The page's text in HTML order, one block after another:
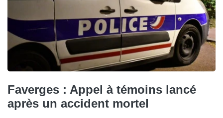
Faverges : Appel à témoins lancé
après un accident mortel